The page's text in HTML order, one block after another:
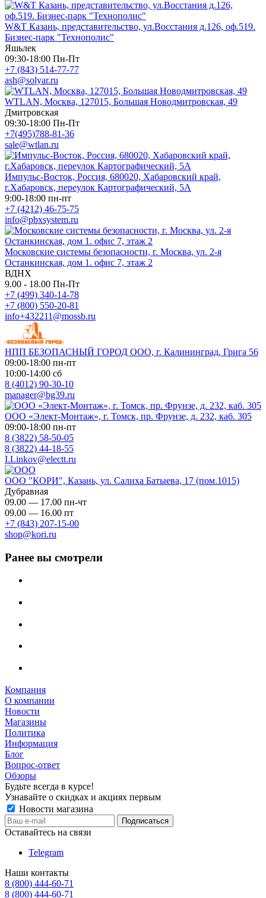
W&T Казань, представительство, ул.Восстания д.126, оф.519.
Бизнес-парк "Технополис"
Яшьлек
09:30-18:00 Пн-Пт
+7 (843) 514-77-77
ash@solyar.ru
WTLAN, Москва, 127015, Большая Новодмитровская, 49
Дмитровская
09:30-18:00 Пн-Пт
+7(495)788-81-36
sale@wtlan.ru
Импульс-Восток, Россия, 680020, Хабаровский край,
г.Хабаровск, переулок Картографический, 5А
9:00-18:00 пн-пт
+7 (4212) 46-75-75
info@pbxsystem.ru
Московские системы безопасности, г. Москва, ул. 2-я
Останкинская, дом 1. офис 7, этаж 2
ВДНХ
9.00 - 18.00 Пн-Пт
+7 (499) 340-14-78
+7 (800) 550-20-81
info+432211@mossb.ru
НПП БЕЗОПАСНЫЙ ГОРОД ООО, г. Калининград, Грига 56
09:00-18:00 пн-пт
10:00-14:00 сб
8 (4012) 90-30-10
manager@bg39.ru
ООО «Элект-Монтаж», г. Томск, пр. Фрунзе, д. 232, каб. 305
09:00-18:00 пн-пт
8 (3822) 58-50-05
8 (3822) 44-18-55
I.Linkov@electt.ru
ООО "КОРИ", Казань, ул. Салиха Батыева, 17 (пом.1015)
Дубравная
09.00 — 17.00 пн-чт
09.00 — 16.00 пт
+7 (843) 207-15-00
shop@kori.ru
Ранее вы смотрели
Компания
О компании
Новости
Магазины
Политика
Информация
Блог
Вопрос-ответ
Обзоры
Будьте всегда в курсе!
Узнавайте о скидках и акциях первым
Новости магазина
Оставайтесь на связи
Telegram
Наши контакты
8 (800) 444-60-71
8 (800) 444-60-71